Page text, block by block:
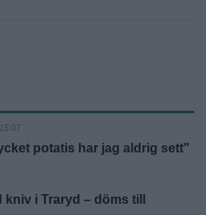
potatis har jag aldrig sett"
i Traryd – döms till